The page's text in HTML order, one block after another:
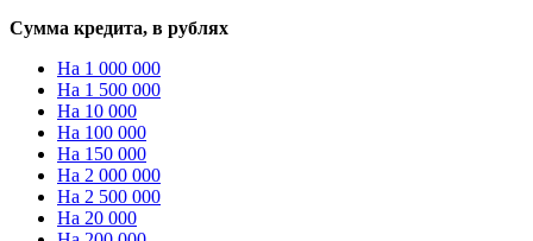
Сумма кредита, в рублях
На 1 000 000
На 1 500 000
На 10 000
На 100 000
На 150 000
На 2 000 000
На 2 500 000
На 20 000